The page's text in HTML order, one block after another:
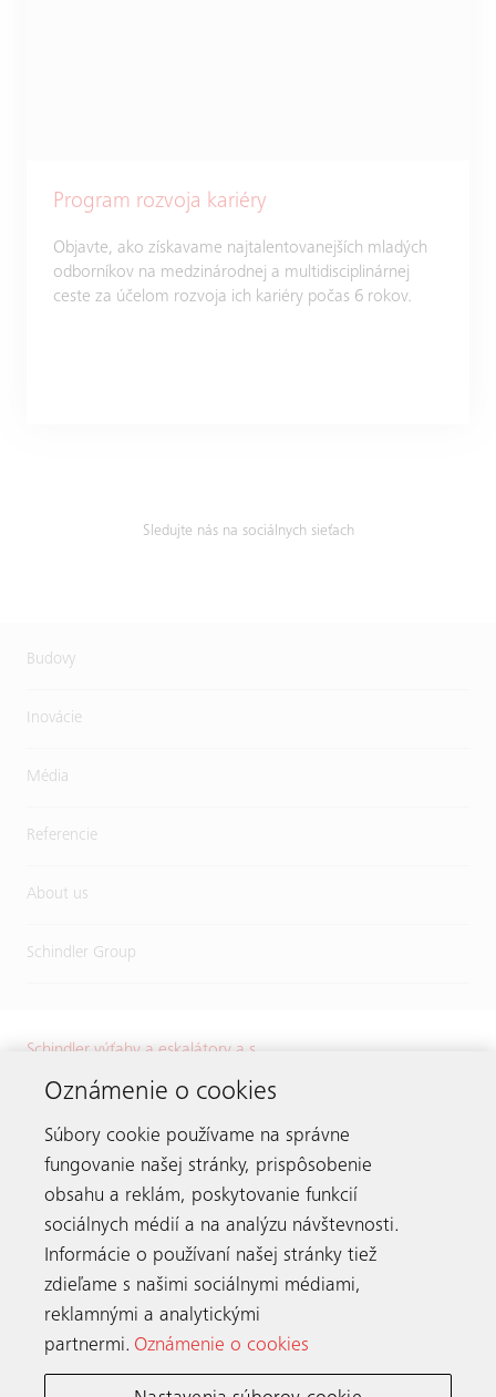
Program rozvoja kariéry
Objavte, ako získavame najtalentovanejších mladých
odborníkov na medzinárodnej a multidisciplinárnej
ceste za účelom rozvoja ich kariéry počas 6 rokov.
Sledujte nás na sociálnych sieťach
Budovy
Inovácie
Média
Referencie
About us
Schindler Group
Schindler výťahy a eskalátory a.s.
821 08 Bratislava
Tel.:+421 2 32 72 41 11
E-mail:info.sk@schindler.com
Zostaňme v spojení
Schindler po celom svete
Oznámenie o cookies
Súbory cookie používame na správne
fungovanie našej stránky, prispôsobenie
obsahu a reklám, poskytovanie funkcií
sociálnych médií a na analýzu návštevnosti.
Informácie o používaní našej stránky tiež
zdieľame s našimi sociálnymi médiami,
reklamnými a analytickými
partnermi. Oznámenie o cookies